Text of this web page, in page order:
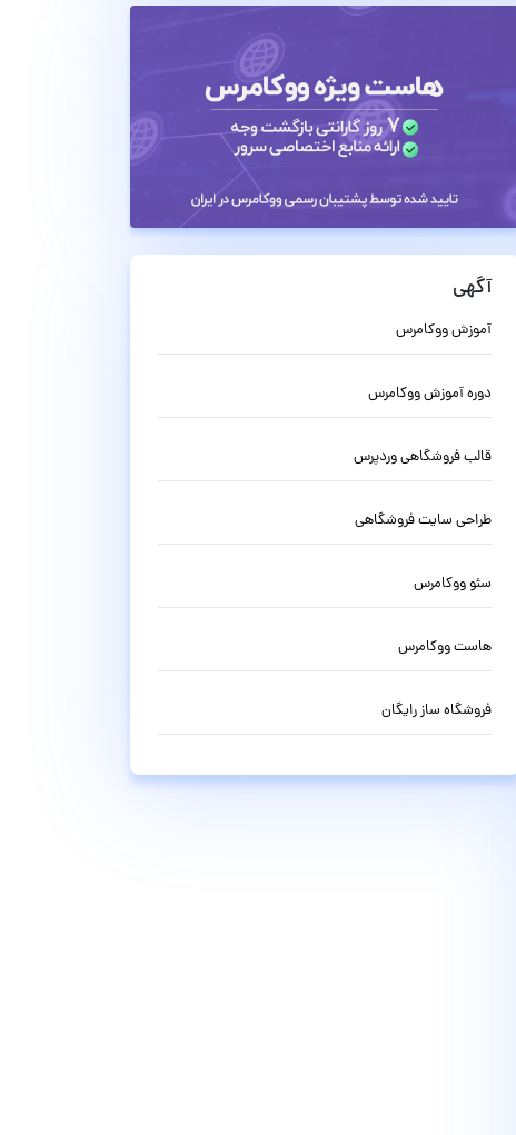
آگهی
آموزش ووکامرس
دوره آموزش ووکامرس
قالب فروشگاهی وردپرس
طراحی سایت فروشگاهی
سئو ووکامرس
هاست ووکامرس
فروشگاه ساز رایگان